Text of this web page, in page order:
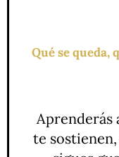
Qué se queda,
Aprenderás
te sostienen,